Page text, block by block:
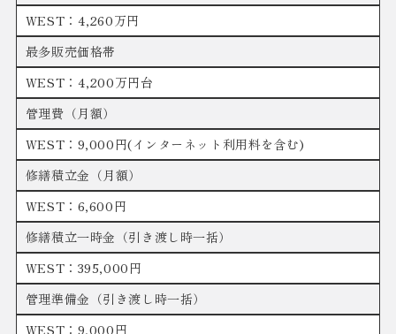
WEST：4,260万円
最多販売価格帯
WEST：4,200万円台
管理費（月額）
WEST：9,000円(インターネット利用料を含む)
修繕積立金（月額）
WEST：6,600円
修繕積立一時金（引き渡し時一括）
WEST：395,000円
管理準備金（引き渡し時一括）
WEST：9,000円